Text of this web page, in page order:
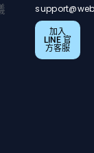
加入
LINE 官
方客服